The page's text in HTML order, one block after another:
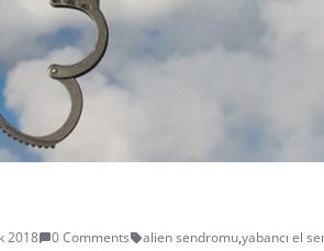
2018 0 Comments alien sendromu,yabancı el